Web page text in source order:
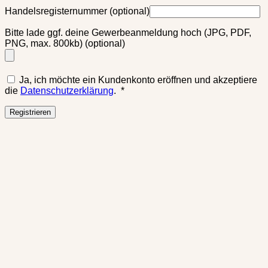
Handelsregisternummer (optional)
Bitte lade ggf. deine Gewerbeanmeldung hoch (JPG, PDF,
PNG, max. 800kb) (optional)
Ja, ich möchte ein Kundenkonto eröffnen und akzeptiere
die Datenschutzerklärung. *Erforderlich
Registrieren